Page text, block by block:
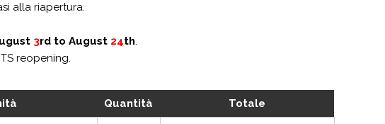
alla riapertura.
3rd to August 24th.
reopening.
Quantità Totale